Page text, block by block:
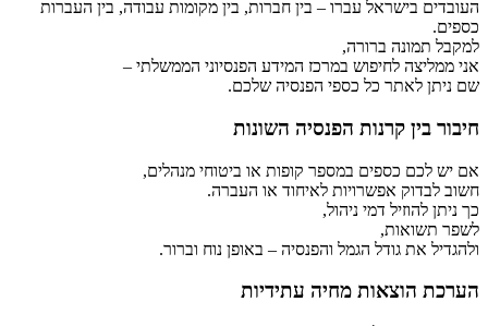
העובדים בישראל עברו – בין חברות, בין מקומות עבודה, בין העברות
כספים.
למקבל תמונה ברורה,
אני ממליצה לחיפוש במרכז המידע הפנסיוני הממשלתי –
שם ניתן לאתר כל כספי הפנסיה שלכם.
חיבור בין קרנות הפנסיה השונות
אם יש לכם כספים במספר קופות או ביטוחי מנהלים,
חשוב לבדוק אפשרויות לאיחוד או העברה.
כך ניתן להוזיל דמי ניהול,
לשפר תשואות,
ולהגדיל את גודל הגמל והפנסיה – באופן נוח וברור.
הערכת הוצאות מחיה עתידיות